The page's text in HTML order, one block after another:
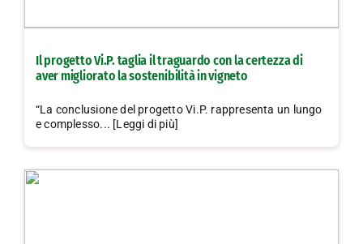
Lavora con noi
Il progetto Vi.P. taglia il traguardo con la certezza di
aver migliorato la sostenibilità in vigneto
“La conclusione del progetto Vi.P. rappresenta un lungo
e complesso... [Leggi di più]